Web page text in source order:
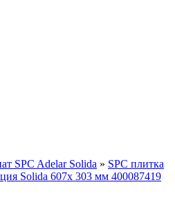
SPC Adelar Solida » SPC плитка
Solida 607x 303 мм 400087419